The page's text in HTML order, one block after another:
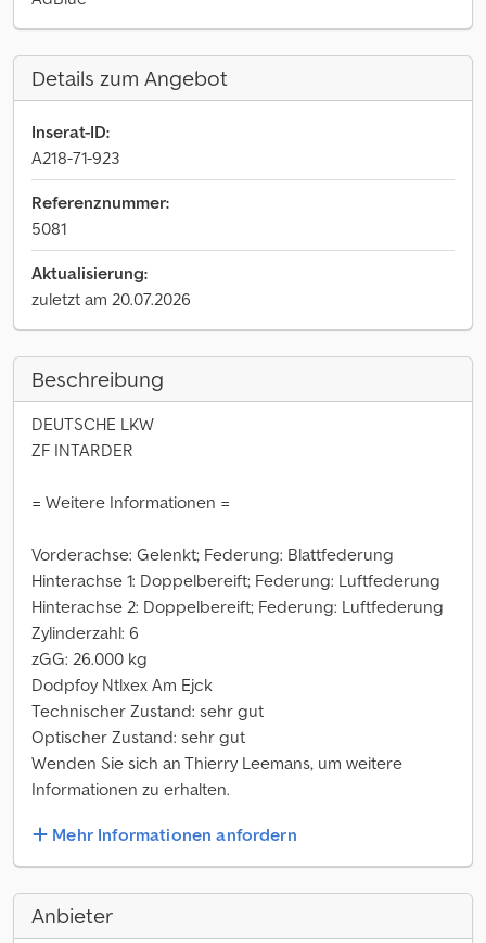
Details zum Angebot
Inserat-ID:
A218-71-923
Referenznummer:
5081
Aktualisierung:
zuletzt am 20.07.2026
Beschreibung
DEUTSCHE LKW
ZF INTARDER
= Weitere Informationen =
Vorderachse: Gelenkt; Federung: Blattfederung
Hinterachse 1: Doppelbereift; Federung: Luftfederung
Hinterachse 2: Doppelbereift; Federung: Luftfederung
Zylinderzahl: 6
zGG: 26.000 kg
Dodpfoy Ntlxex Am Ejck
Technischer Zustand: sehr gut
Optischer Zustand: sehr gut
Wenden Sie sich an Thierry Leemans, um weitere
Informationen zu erhalten.
Mehr Informationen anfordern
Anbieter